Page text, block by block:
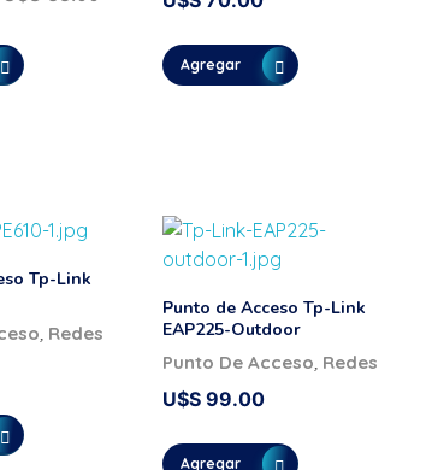
Agregar
Tp-Link
, Redes
Punto de Acceso Tp-Link
EAP225-Outdoor
U$S 99.00
Punto De Acceso, Redes
Agregar